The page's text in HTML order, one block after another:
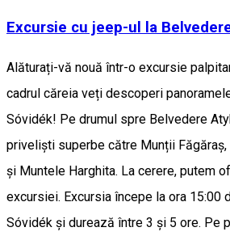
Excursie cu jeep-ul la
Alăturați-vă nouă într-o excursie
cadrul căreia veți descoperi
Sóvidék! Pe drumul spre Belvedere
priveliști superbe către Munții
și Muntele Harghita. La cerere, putem
excursiei. Excursia începe la ora 15:00
Sóvidék și durează între 3 și 5 ore. Pe